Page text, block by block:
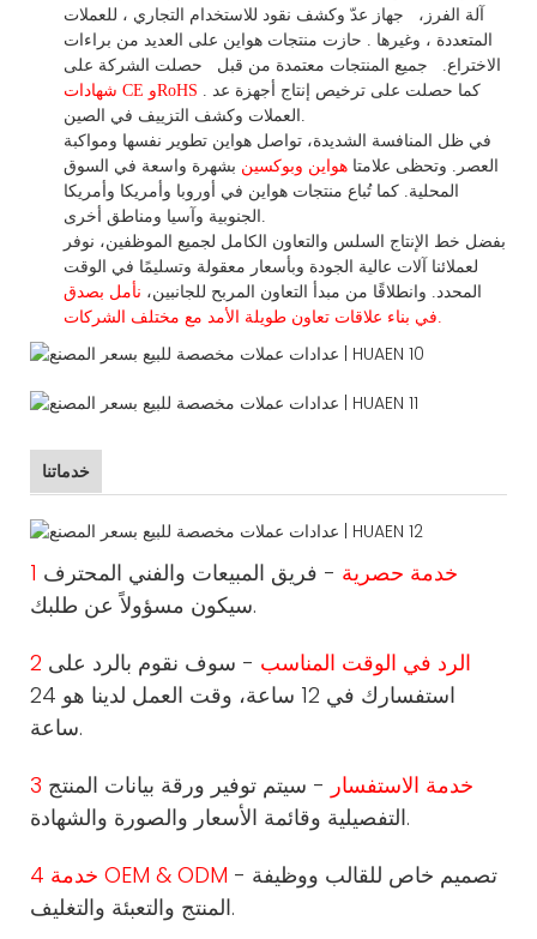
آلة الفرز،
جهاز عدّ وكشف نقود للاستخدام التجاري ، للعملات
المتعددة ، وغيرها
. حازت منتجات هواين على العديد من براءات
الاختراع.
جميع المنتجات معتمدة من قبل
حصلت الشركة على
شهادات CE وRoHS
في ظل المنافسة الشديدة، تواصل هواين تطوير نفسها ومواكبة
العصر. وتحظى علامتا هواين وبوكسين بشهرة واسعة في السوق
المحلية. كما تُباع منتجات هواين في أوروبا وأمريكا وأمريكا
بفضل خط الإنتاج السلس والتعاون الكامل لجميع الموظفين، نوفر
لعملائنا آلات عالية الجودة وبأسعار معقولة وتسليمًا في الوقت
المحدد. وانطلاقًا من مبدأ التعاون المربح للجانبين، نأمل بصدق
في بناء علاقات تعاون طويلة
خدماتنا
1 خدمة حصرية - فريق المبيعات والفني المحترف
سيكون مسؤولاً عن طلبك.
2 الرد في الوقت المناسب - سوف نقوم بالرد على
استفسارك في 12 ساعة، وقت العمل لدينا هو 24
ساعة.
3 خدمة الاستفسار - سيتم توفير ورقة بيانات المنتج
التفصيلية وقائمة الأسعار والصورة والشهادة.
4 خدمة OEM & ODM - تصميم خاص للقالب ووظيفة
المنتج والتعبئة والتغليف.